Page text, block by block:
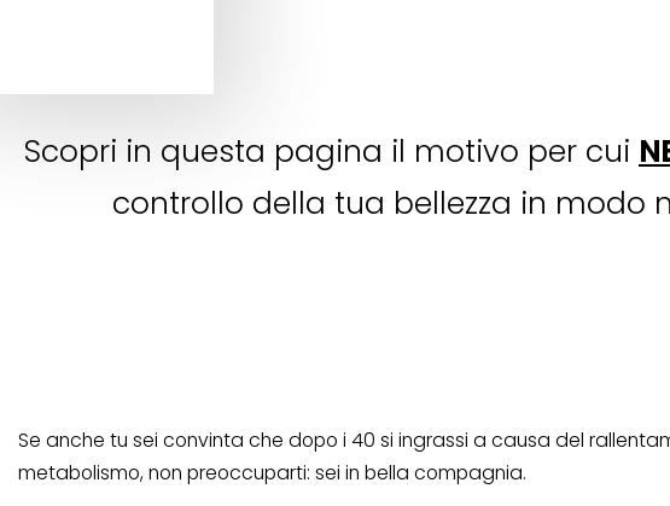
Scopri in questa pagina il motivo per cui
controllo della tua bellezza in modo
Se anche tu sei convinta che dopo i 40 si ingrassi a causa del
metabolismo, non preoccuparti: sei in bella compagnia.